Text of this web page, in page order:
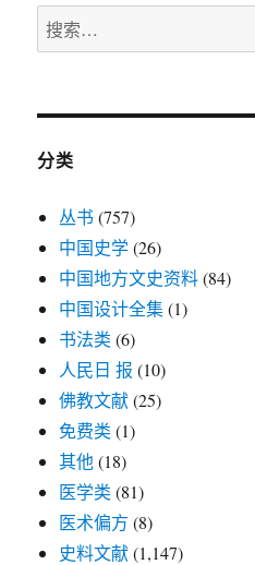
搜
索：
分类
丛书 (757)
中国史学(26)
中国地方文史资料(84)
中国设计全集(1)
书法类 (6)
人民日 报 (10)
佛教文献(25)
免费类 (1)
其他(18)
医学类 (81)
医术偏方 (8)
史料文献(1,147)